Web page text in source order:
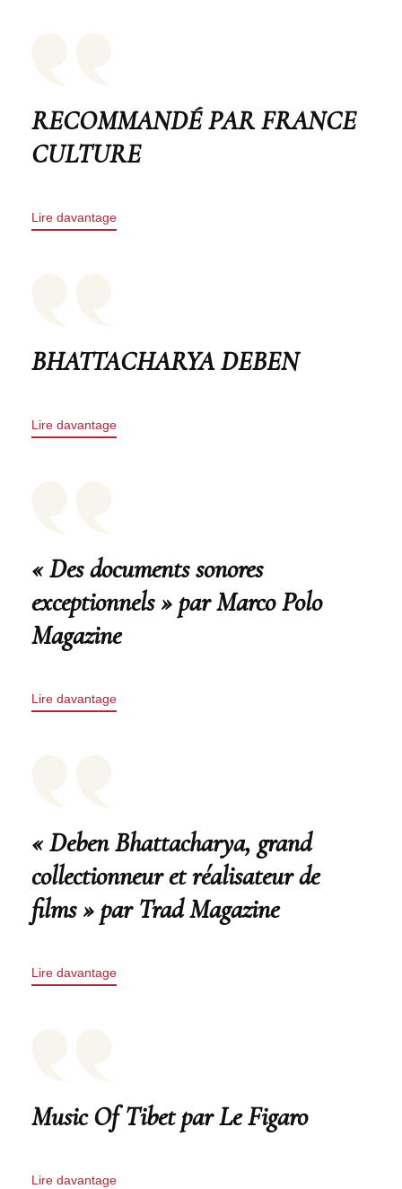
RECOMMANDÉ PAR FRANCE
CULTURE
Lire davantage
BHATTACHARYA DEBEN
Lire davantage
« Des documents sonores
exceptionnels » par Marco Polo
Magazine
Lire davantage
« Deben Bhattacharya, grand
collectionneur et réalisateur de
films » par Trad Magazine
Lire davantage
Music Of Tibet par Le Figaro
Lire davantage